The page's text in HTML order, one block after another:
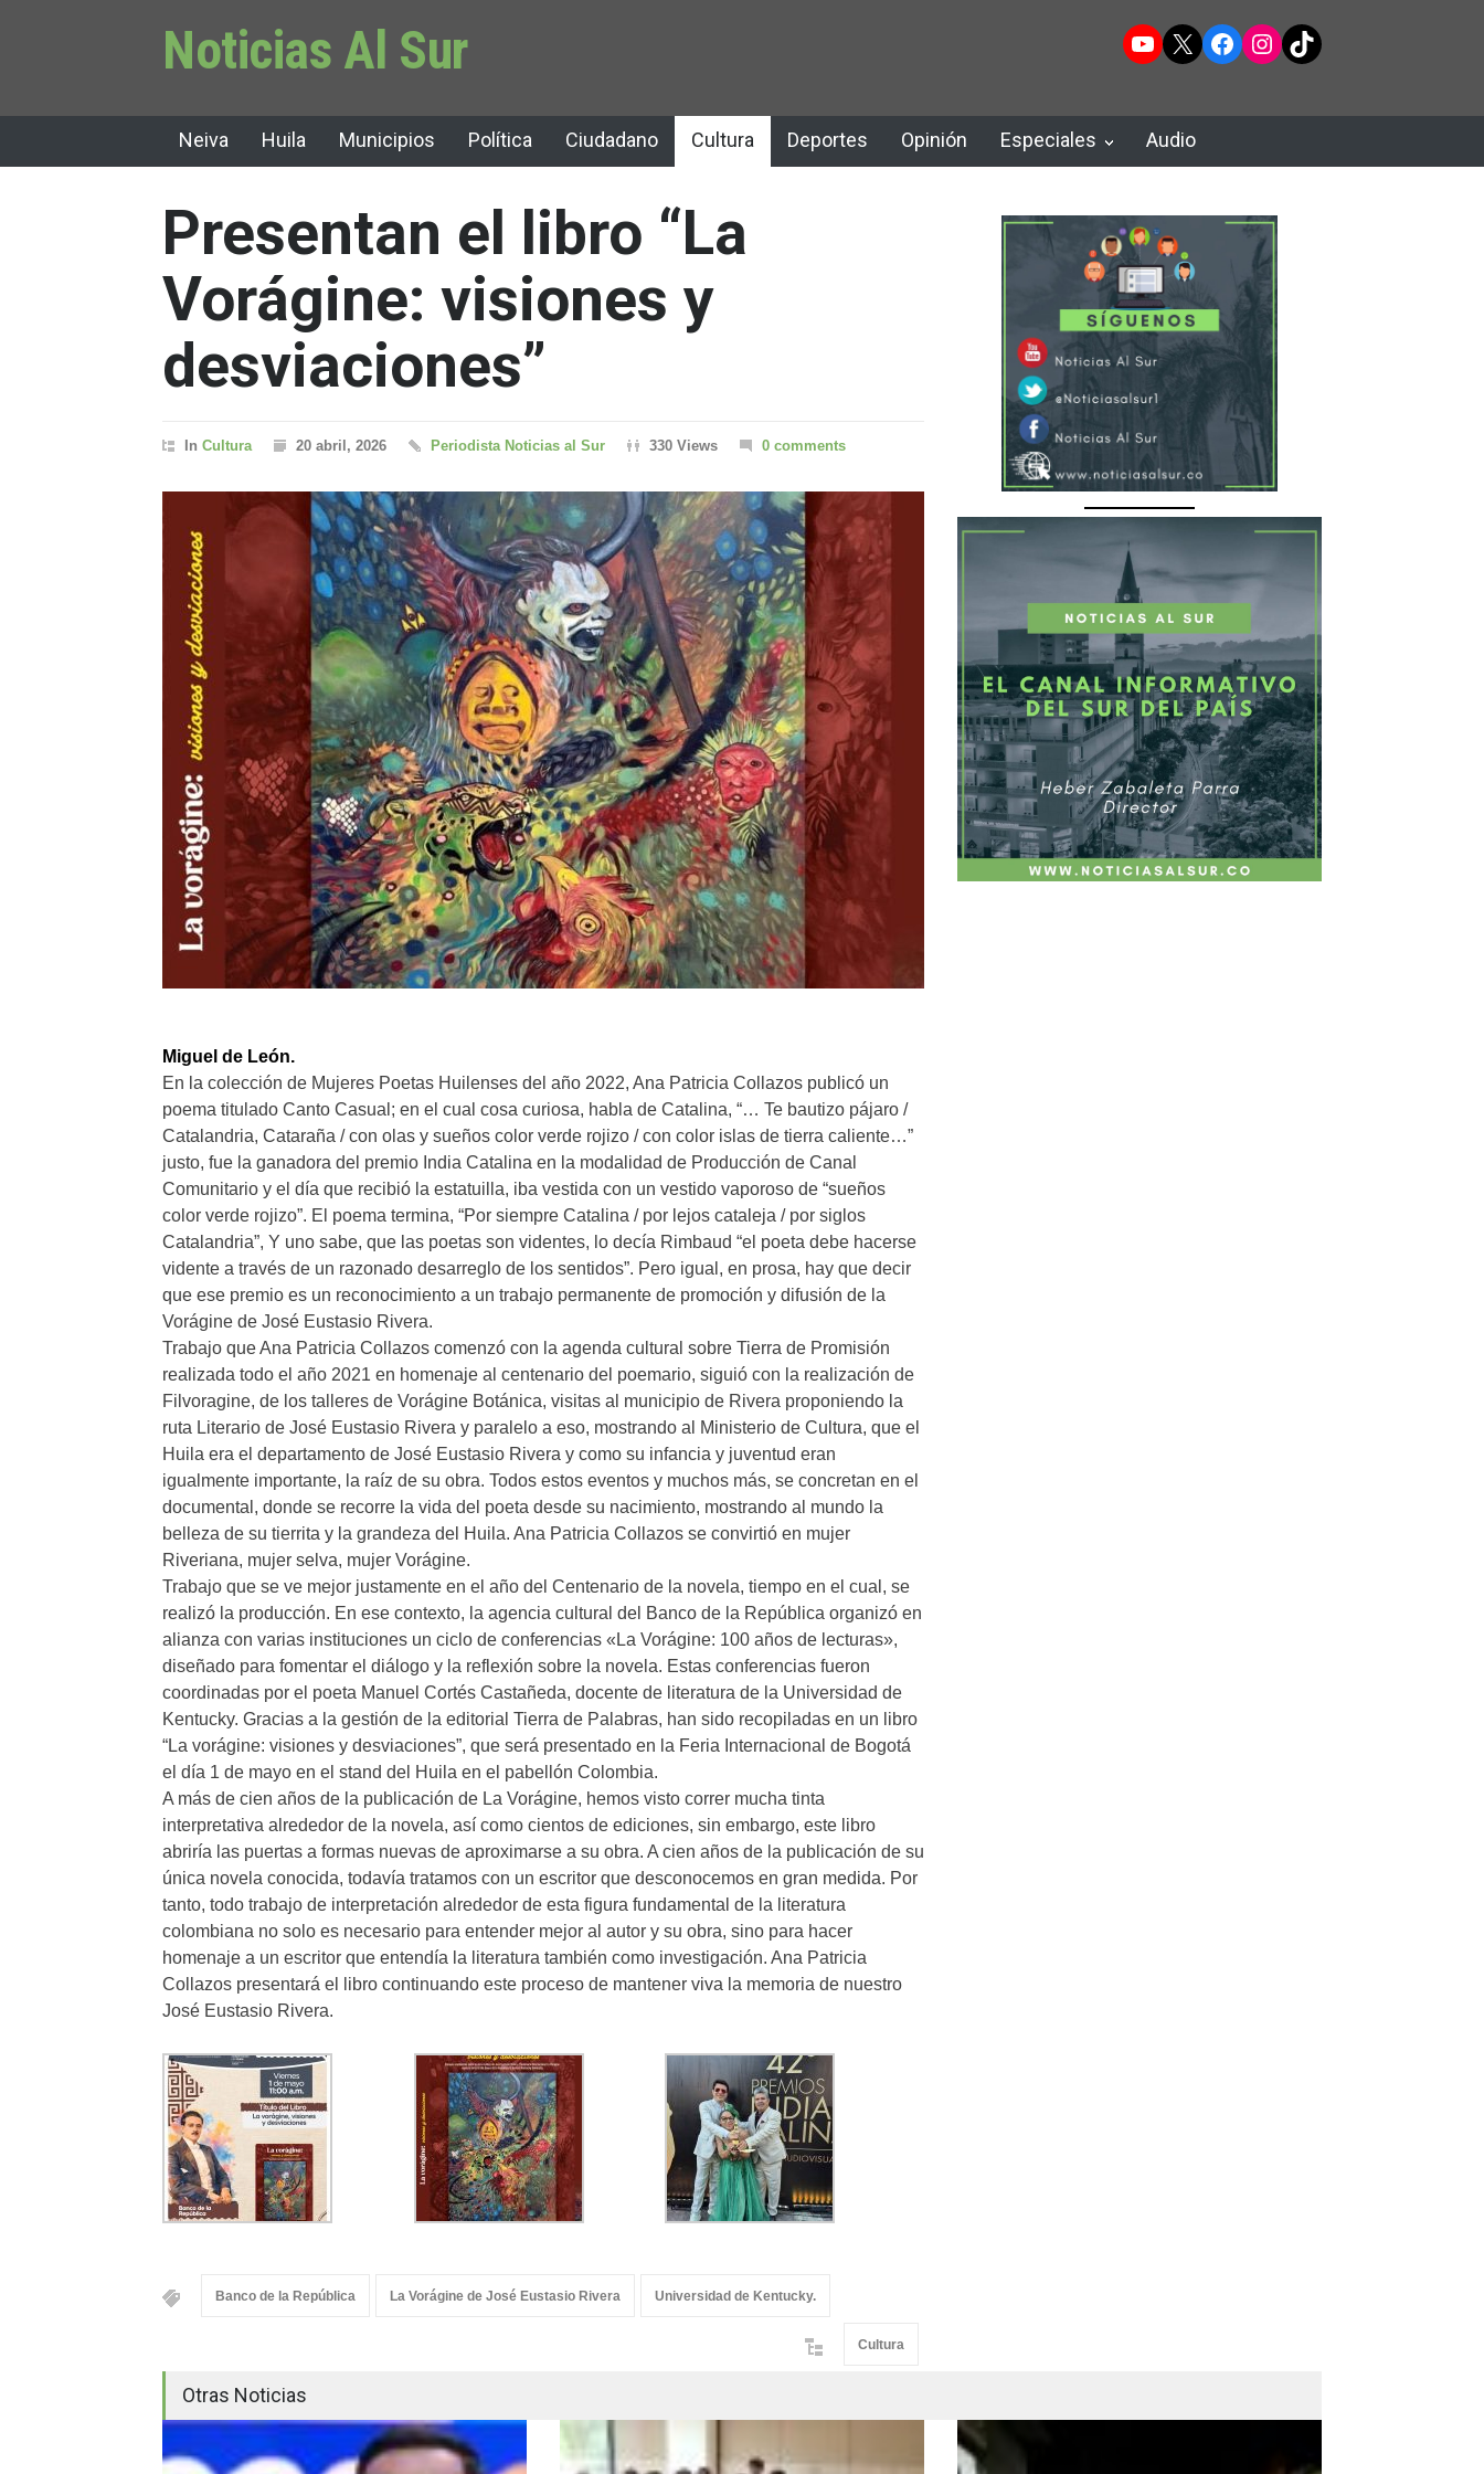
Noticias Al Sur YouTube
X Facebook
Instagram
TikTok
Neiva Huila Municipios Política Ciudadano Cultura Deportes Opinión Especiales Audio
Presentan el libro “La
Vorágine: visiones y
desviaciones”
In Cultura 20 abril, 2026 Periodista Noticias al Sur 330 Views 0 comments
Miguel de León.
En la colección de Mujeres Poetas Huilenses del año 2022, Ana Patricia Collazos publicó un
poema titulado Canto Casual; en el cual cosa curiosa, habla de Catalina, “… Te bautizo pájaro /
Catalandria, Cataraña / con olas y sueños color verde rojizo / con color islas de tierra caliente…”
justo, fue la ganadora del premio India Catalina en la modalidad de Producción de Canal
Comunitario y el día que recibió la estatuilla, iba vestida con un vestido vaporoso de “sueños
color verde rojizo”. El poema termina, “Por siempre Catalina / por lejos cataleja / por siglos
Catalandria”, Y uno sabe, que las poetas son videntes, lo decía Rimbaud “el poeta debe hacerse
vidente a través de un razonado desarreglo de los sentidos”. Pero igual, en prosa, hay que decir
que ese premio es un reconocimiento a un trabajo permanente de promoción y difusión de la
Vorágine de José Eustasio Rivera.
Trabajo que Ana Patricia Collazos comenzó con la agenda cultural sobre Tierra de Promisión
realizada todo el año 2021 en homenaje al centenario del poemario, siguió con la realización de
Filvoragine, de los talleres de Vorágine Botánica, visitas al municipio de Rivera proponiendo la
ruta Literario de José Eustasio Rivera y paralelo a eso, mostrando al Ministerio de Cultura, que el
Huila era el departamento de José Eustasio Rivera y como su infancia y juventud eran
igualmente importante, la raíz de su obra. Todos estos eventos y muchos más, se concretan en el
documental, donde se recorre la vida del poeta desde su nacimiento, mostrando al mundo la
belleza de su tierrita y la grandeza del Huila. Ana Patricia Collazos se convirtió en mujer
Riveriana, mujer selva, mujer Vorágine.
Trabajo que se ve mejor justamente en el año del Centenario de la novela, tiempo en el cual, se
realizó la producción. En ese contexto, la agencia cultural del Banco de la República organizó en
alianza con varias instituciones un ciclo de conferencias «La Vorágine: 100 años de lecturas»,
diseñado para fomentar el diálogo y la reflexión sobre la novela. Estas conferencias fueron
coordinadas por el poeta Manuel Cortés Castañeda, docente de literatura de la Universidad de
Kentucky. Gracias a la gestión de la editorial Tierra de Palabras, han sido recopiladas en un libro
“La vorágine: visiones y desviaciones”, que será presentado en la Feria Internacional de Bogotá
el día 1 de mayo en el stand del Huila en el pabellón Colombia.
A más de cien años de la publicación de La Vorágine, hemos visto correr mucha tinta
interpretativa alrededor de la novela, así como cientos de ediciones, sin embargo, este libro
abriría las puertas a formas nuevas de aproximarse a su obra. A cien años de la publicación de su
única novela conocida, todavía tratamos con un escritor que desconocemos en gran medida. Por
tanto, todo trabajo de interpretación alrededor de esta figura fundamental de la literatura
colombiana no solo es necesario para entender mejor al autor y su obra, sino para hacer
homenaje a un escritor que entendía la literatura también como investigación. Ana Patricia
Collazos presentará el libro continuando este proceso de mantener viva la memoria de nuestro
José Eustasio Rivera.
Banco de la República La Vorágine de José Eustasio Rivera Universidad de Kentucky.
Cultura
Otras Noticias